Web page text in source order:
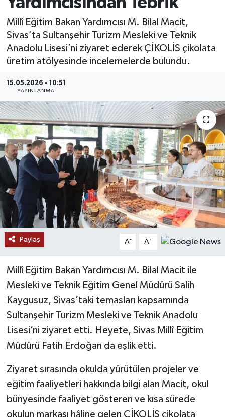
Millî Eğitim Bakan Yardımcısı M. Bilal Macit,
Sivas’ta Sultanşehir Turizm Mesleki ve Teknik
Anadolu Lisesi’ni ziyaret ederek ÇİKOLİS çikolata
üretim atölyesinde incelemelerde bulundu.
15.05.2026 - 10:51
YAYINLANMA
Paylaş A- A+
Millî Eğitim Bakan Yardımcısı M. Bilal Macit ile
Mesleki ve Teknik Eğitim Genel Müdürü Salih
Kaygusuz, Sivas’taki temasları kapsamında
Sultanşehir Turizm Mesleki ve Teknik Anadolu
Lisesi’ni ziyaret etti. Heyete, Sivas Millî Eğitim
Müdürü Fatih Erdoğan da eşlik etti.
Ziyaret sırasında okulda yürütülen projeler ve
eğitim faaliyetleri hakkında bilgi alan Macit, okul
bünyesinde faaliyet gösteren ve kısa sürede
okulun markası hâline gelen ÇİKOLİS çikolata
MAGAZİN
ÖZEL HABER
RESMİ İLANLAR
SAĞLIK
SİYASET
SOSYAL YARDIMLAR
SPONSORLU YAZI
SPOR
TEKNOLOJİ
YAŞAM